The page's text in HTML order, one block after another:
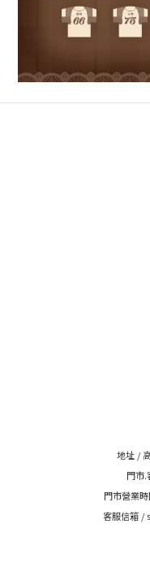
地址 /
門市.
門市營業
客服信箱 /